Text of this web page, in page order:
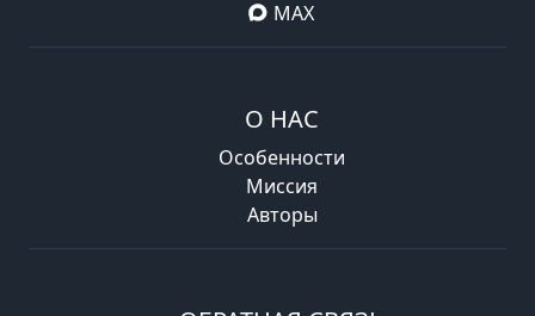
MAX
О НАС
Особенности
Миссия
Авторы